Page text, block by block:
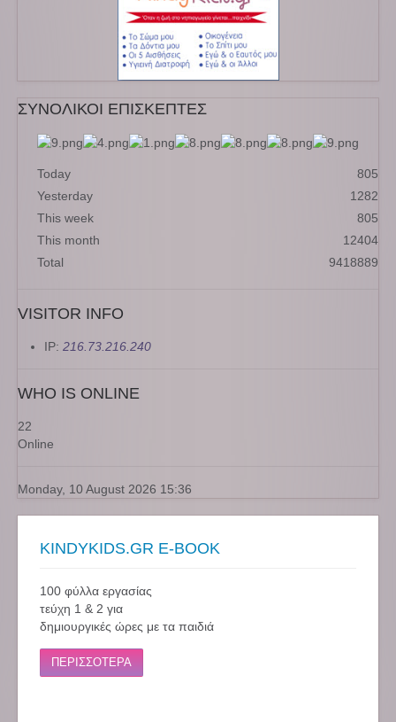
ΣΥΝΟΛΙΚΟΙ ΕΠΙΣΚΕΠΤΕΣ
Today
805
Yesterday
1282
This week
805
This month
12404
Total
9418889
VISITOR INFO
IP: 216.73.216.240
WHO IS ONLINE
22
Online
Monday, 10 August 2026 15:36
KINDYKIDS.GR E-BOOK
100 φύλλα εργασίας
τεύχη 1 & 2 για
δημιουργικές ώρες με τα παιδιά
ΠΕΡΙΣΣΟΤΕΡΑ